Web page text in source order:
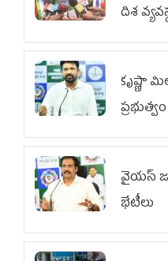
దిశ
కృష్ణా
ప్రభుత్వం
వైయ‌స్
భేటీలు